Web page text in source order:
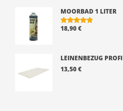
MOORBAD 1 LITER
BEWERTE
18,90€
LEINENBEZUG PROFI
13,50€